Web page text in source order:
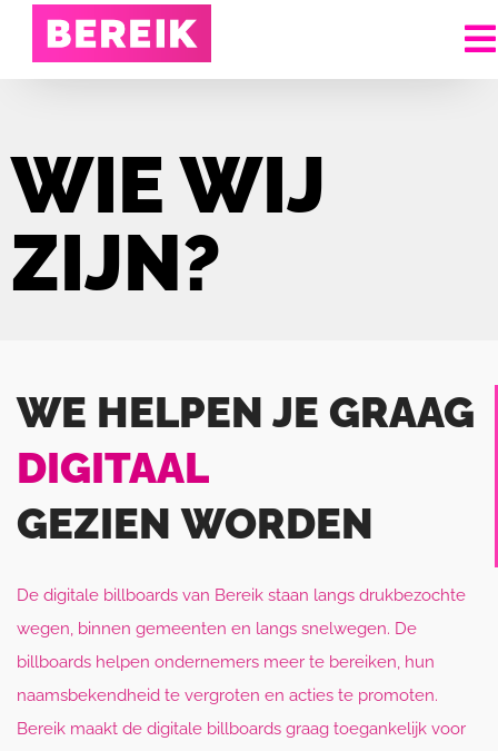
WIE WIJ
ZIJN?
WE HELPEN JE GRAAG
DIGITAAL
GEZIEN WORDEN
De digitale billboards van Bereik staan langs drukbezochte
wegen, binnen gemeenten en langs snelwegen. De
billboards helpen ondernemers meer te bereiken, hun
naamsbekendheid te vergroten en acties te promoten.
Bereik maakt de digitale billboards graag toegankelijk voor